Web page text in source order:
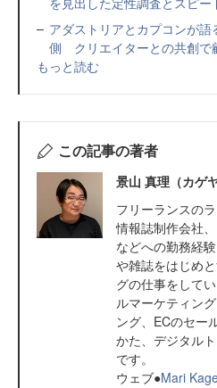
アダストリアとカプコンが
側 クリエイターとの共創で
もっと読む
この記事の著者
景山 真理（カゲ
フリーランスの
情報誌制作会社
などへの勤務経
や雑誌をはじめ
グの仕事をして
ルマーケティン
ング、ECのセー
かた、デジタル
です。
ウェブ●Mari